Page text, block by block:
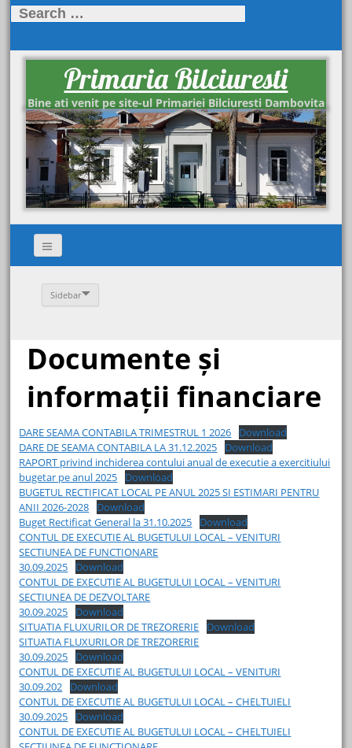
Search
Primaria Bilciuresti
Bine ati venit pe site-ul Primariei Bilciuresti Dambovita
Sidebar
Documente și
informații financiare
DARE SEAMA CONTABILA TRIMESTRUL 1 2026
Download
DARE DE SEAMA CONTABILA LA 31.12.2025
Download
RAPORT privind inchiderea contului anual de executie a exercitiului
bugetar pe anul 2025
Download
BUGETUL RECTIFICAT LOCAL PE ANUL 2025 SI ESTIMARI PENTRU
ANII 2026-2028
Download
Buget Rectificat General la 31.10.2025
Download
CONTUL DE EXECUTIE AL BUGETULUI LOCAL – VENITURI
SECTIUNEA DE FUNCTIONARE
30.09.2025
Download
CONTUL DE EXECUTIE AL BUGETULUI LOCAL – VENITURI
SECTIUNEA DE DEZVOLTARE
30.09.2025
Download
SITUATIA FLUXURILOR DE TREZORERIE
Download
SITUATIA FLUXURILOR DE TREZORERIE
30.09.2025
Download
CONTUL DE EXECUTIE AL BUGETULUI LOCAL – VENITURI
30.09.202
Download
CONTUL DE EXECUTIE AL BUGETULUI LOCAL – CHELTUIELI
30.09.2025
Download
CONTUL DE EXECUTIE AL BUGETULUI LOCAL – CHELTUIELI